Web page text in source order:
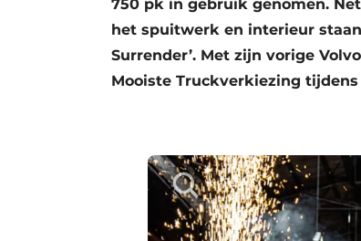
750 pk in gebruik genomen.
het spuitwerk en interieur
Surrender’. Met zijn vorige
Mooiste Truckverkiezing